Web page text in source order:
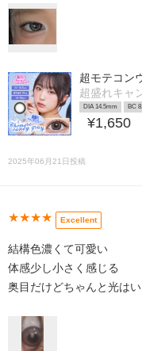
超モテコン
超盛れキャ
DIA 14.5mm BC
¥1,650
2025年06月21日投稿
★★★★ Excellent
結構色濃くて可愛い
体感少し小さく感じる
奥目だけどちゃんと光はい